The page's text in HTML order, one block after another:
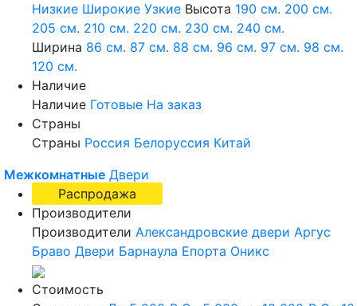
Низкие Широкие Узкие Высота 190 см. 200 см.
205 см. 210 см. 220 см. 230 см. 240 см.
Ширина 86 см. 87 см. 88 см. 96 см. 97 см. 98 см.
120 см.
Наличие
Наличие Готовые На заказ
Страны
Страны Россия Белоруссия Китай
Межкомнатные Двери
Распродажа
Производители
Производители Александровские двери Аргус
Браво Двери Барнаула Епорта Оникс
Стоимость